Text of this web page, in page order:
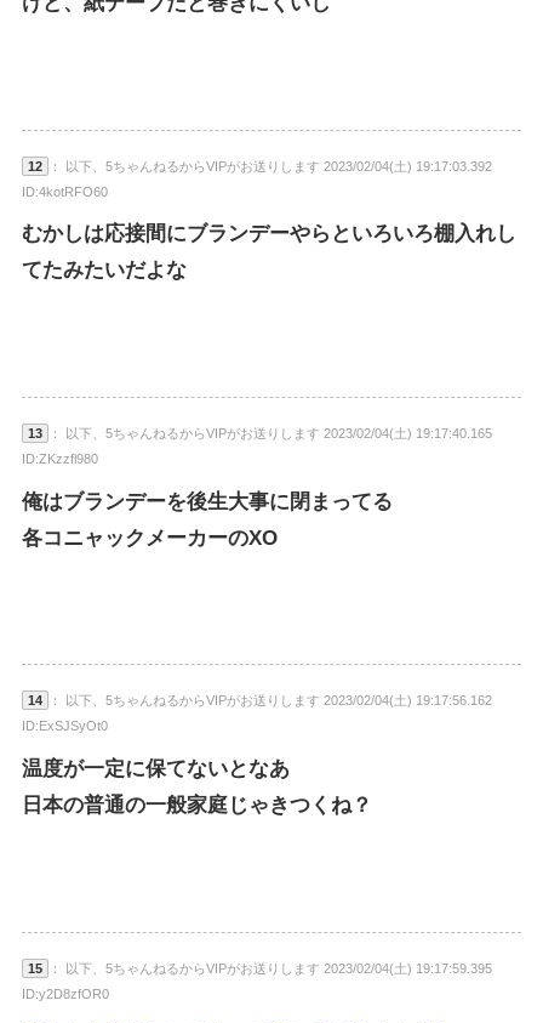
12
： 以下、5ちゃんねるからVIPがお送りします 2023/02/04(土) 19:17:03.392
ID:4kotRFO60
むかしは応接間にブランデーやらといろいろ棚入れし
てたみたいだよな
13
： 以下、5ちゃんねるからVIPがお送りします 2023/02/04(土) 19:17:40.165
ID:ZKzzfl980
俺はブランデーを後生大事に閉まってる
各コニャックメーカーのXO
14
： 以下、5ちゃんねるからVIPがお送りします 2023/02/04(土) 19:17:56.162
ID:ExSJSyOt0
温度が一定に保てないとなあ
日本の普通の一般家庭じゃきつくね？
15
： 以下、5ちゃんねるからVIPがお送りします 2023/02/04(土) 19:17:59.395
ID:y2D8zfOR0